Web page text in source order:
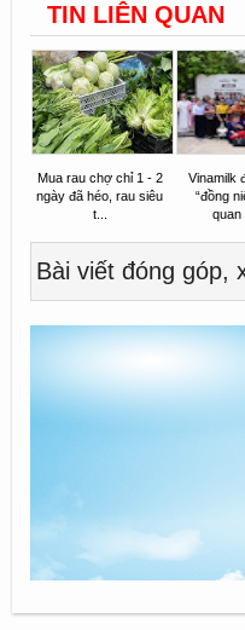
TIN LIÊN QUAN
Mua rau chợ chỉ 1 - 2
ngày đã héo, rau siêu
t...
Vinamilk
“đồng
quan
Bài viết đóng góp,